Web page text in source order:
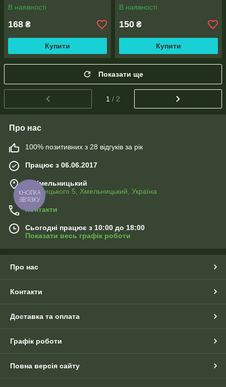
В наявності
168 ₴
Купити
В наявності
150 ₴
Купити
Показати ще
1 / 2
Про нас
100% позитивних з 28 відгуків за рік
Працює з 06.06.2017
м. Хмельницький
Хотовицького 5, Хмельницький, Україна
Контакти
Сьогодні працює з 10:00 до 18:00
Показати весь графік роботи
Про нас
Контакти
Доставка та оплата
Графік роботи
Повна версія сайту
КНОПКА
ЗВ'ЯЗКУ